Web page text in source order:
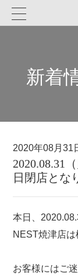
新着
2020年08月31
2020.08.31
日閉店とな
本日、
NEST焼津店は
お客様にはご